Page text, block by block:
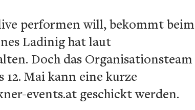
performen will, bekommt beim
Ladinig hat laut
Doch das Organisationsteam
Mai kann eine kurze
events.at geschickt werden.